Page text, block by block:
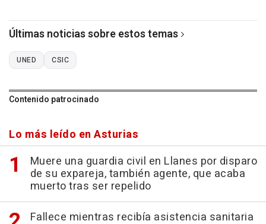
Últimas noticias sobre estos temas
UNED CSIC
Contenido patrocinado
Lo más leído en Asturias
Muere una guardia civil en Llanes por disparo
de su expareja, también agente, que acaba
muerto tras ser repelido
Fallece mientras recibía asistencia sanitaria